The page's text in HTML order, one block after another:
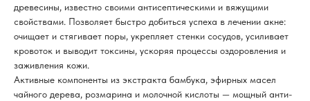
древесины, известно своими антисептическими и вяжущими
свойствами. Позволяет быстро добиться успеха в лечении акне:
очищает и стягивает поры, укрепляет стенки сосудов, усиливает
кровоток и выводит токсины, ускоряя процессы оздоровления и
заживления кожи.
Активные компоненты из экстракта бамбука, эфирных масел
чайного дерева, розмарина и молочной кислоты — мощный анти-